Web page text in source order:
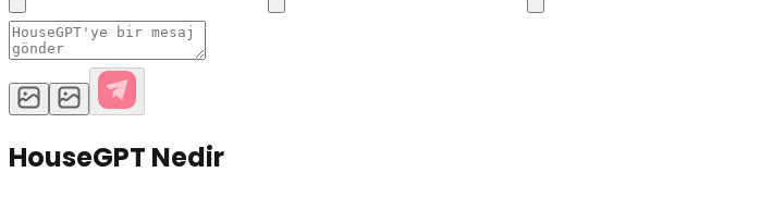
HouseGPT Nedir